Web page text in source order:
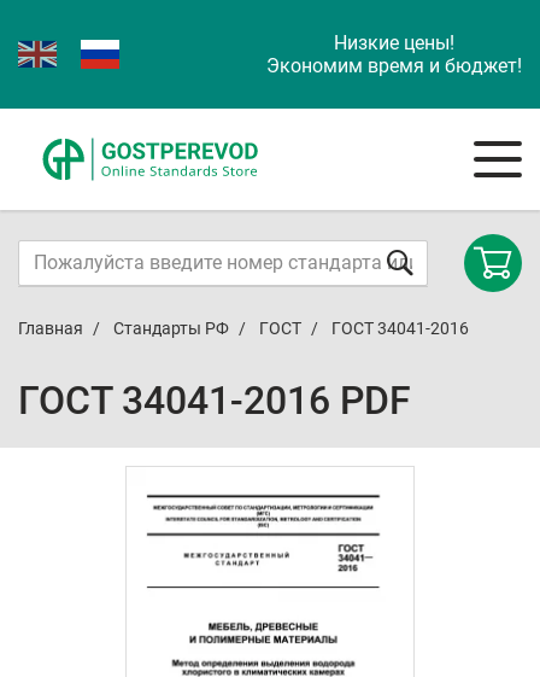
Низкие цены!
Экономим время и бюджет!
Главная Стандарты РФ ГОСТ ГОСТ 34041-2016
ГОСТ 34041-2016 PDF